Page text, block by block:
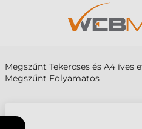
Megszűnt Tekercses és A4 íves
Megszűnt Folyamatos